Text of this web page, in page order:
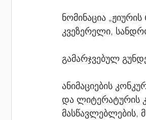
ნომინაცია
კვეზერელი,
გამარჯვებულ
ანიმაციების
და ლიტერატურის
მასწავლებლების,